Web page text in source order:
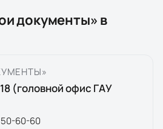
документы» в
(головной офис ГАУ
50-60-60